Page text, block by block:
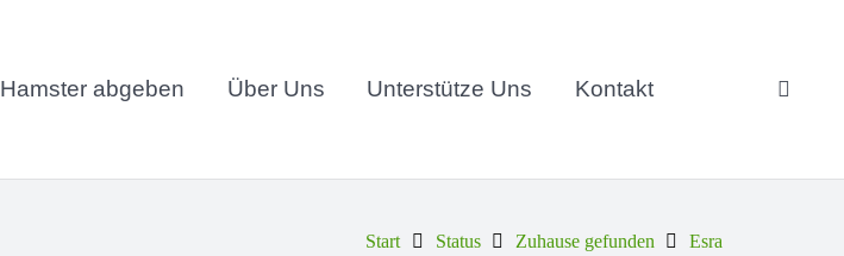
Hamster abgeben Über Uns Unterstütze Uns Kontakt
Start Status Zuhause gefunden Esra